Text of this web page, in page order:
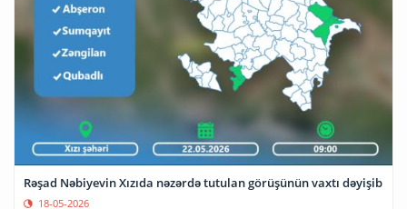
Rəşad Nəbiyevin Xızıda nəzərdə tutulan görüşünün vaxtı dəyişib
18-05-2026